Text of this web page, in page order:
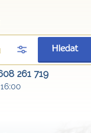
Hledat
261 719